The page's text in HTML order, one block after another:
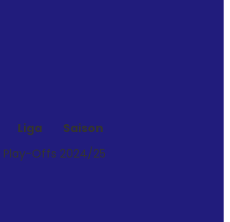
Liga
Saison
Play-Offs 2024/25